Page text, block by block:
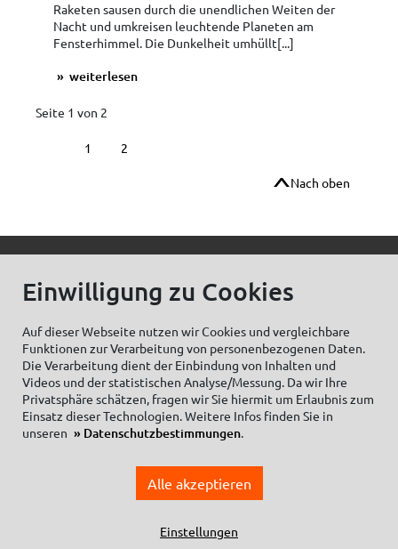
Raketen sausen durch die unendlichen Weiten der
Nacht und umkreisen leuchtende Planeten am
Fensterhimmel. Die Dunkelheit umhüllt[...]
weiterlesen
Seite 1 von 2
1 2
Nach oben
Zum Newsletter anmelden:
Cookieeinstellungen
Impressum
Datenschutzhinweise Social Media
Einkaufsbedingungen
Allgemeine Geschäftsbedingungen
Einwilligung zu Cookies
Auf dieser Webseite nutzen wir Cookies und vergleichbare
Funktionen zur Verarbeitung von personenbezogenen Daten.
Die Verarbeitung dient der Einbindung von Inhalten und
Videos und der statistischen Analyse/Messung. Da wir Ihre
Privatsphäre schätzen, fragen wir Sie hiermit um Erlaubnis zum
Einsatz dieser Technologien. Weitere Infos finden Sie in
unseren
Datenschutzbestimmungen.
Alle akzeptieren
Einstellungen